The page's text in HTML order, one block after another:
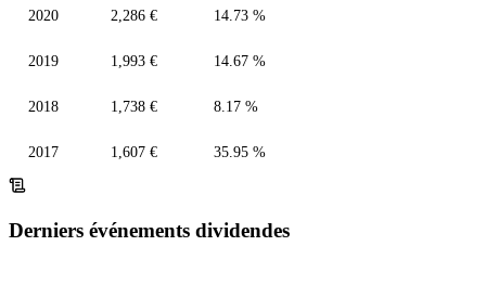
2020 2,286 € 14.73 %
2019 1,993 € 14.67 %
2018 1,738 € 8.17 %
2017 1,607 € 35.95 %
Derniers événements dividendes